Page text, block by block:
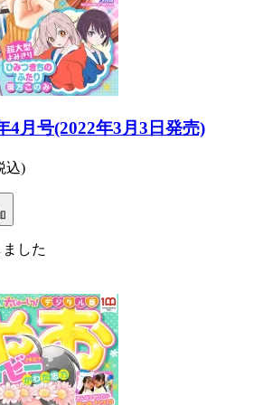
4月号(2022年3月3日発売)
込)
した